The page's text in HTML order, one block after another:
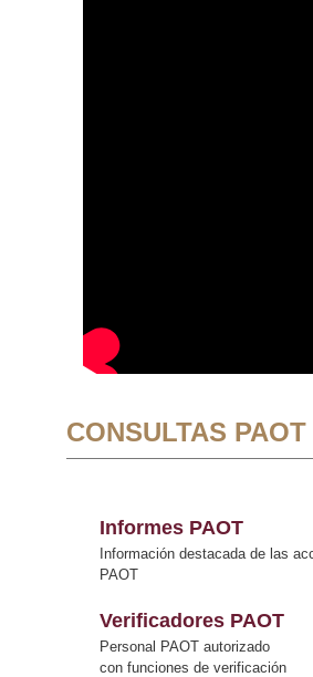
CONSULTAS PAOT
Informes PAOT
Información destacada de las
PAOT
Verificadores PAOT
Personal PAOT autorizado
con funciones de verificación